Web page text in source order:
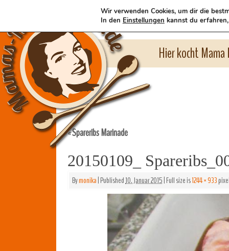
Hier kocht
«Spareribs Marinade
20150109_
Bymonika|Published10. Januar 2015|Full size is1244 × 933
Wir verwenden Cookies, um dir die
In den Einstellungen kannst du